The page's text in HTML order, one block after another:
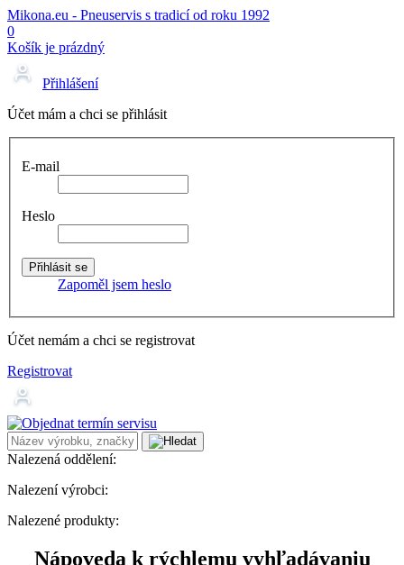
Mikona.eu - Pneuservis s tradicí od roku 1992
0
Košík je prázdný
Přihlášení
Účet mám a chci se přihlásit
E-mail
Heslo
Zapoměl jsem heslo
Účet nemám a chci se registrovat
Registrovat
Nalezená oddělení:
Nalezení výrobci:
Nalezené produkty:
Nápoveda k rýchlemu vyhľadávaniu